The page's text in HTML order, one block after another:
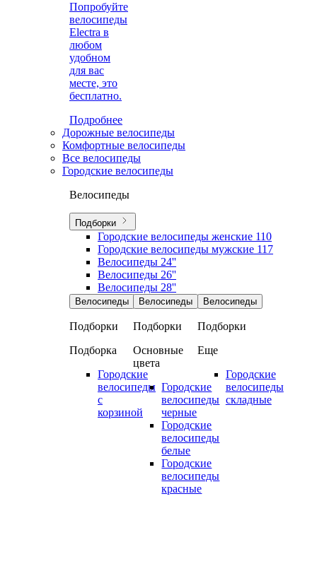
Попробуйте
велосипеды
Electra в
любом
удобном
для вас
месте, это
бесплатно.
Подробнее
Дорожные велосипеды
Комфортные велосипеды
Все велосипеды
Городские велосипеды
Велосипеды
Подборки
Городские велосипеды женские 110
Городские велосипеды мужские 117
Велосипеды 24''
Велосипеды 26''
Велосипеды 28''
Велосипеды
Подборки
Подборка
Городские
велосипеды
с
корзиной
Велосипеды
Подборки
Основные
цвета
Городские
велосипеды
черные
Городские
велосипеды
белые
Городские
велосипеды
красные
Велосипеды
Подборки
Еще
Городские
велосипеды
складные